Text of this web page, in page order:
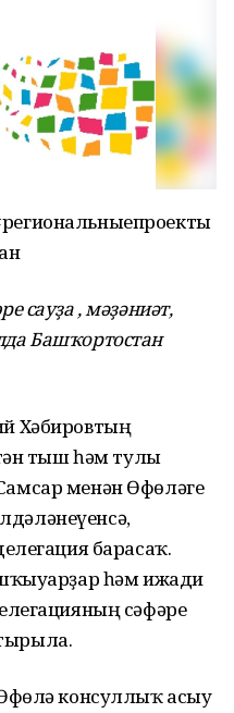
сауҙа , мәҙәниәт,
Башҡортостан
Хәбировтың
тыш һәм тулы
менән Өфөләге
барасаҡ.
һәм ижади
сәфәре
консуллыҡ асыу